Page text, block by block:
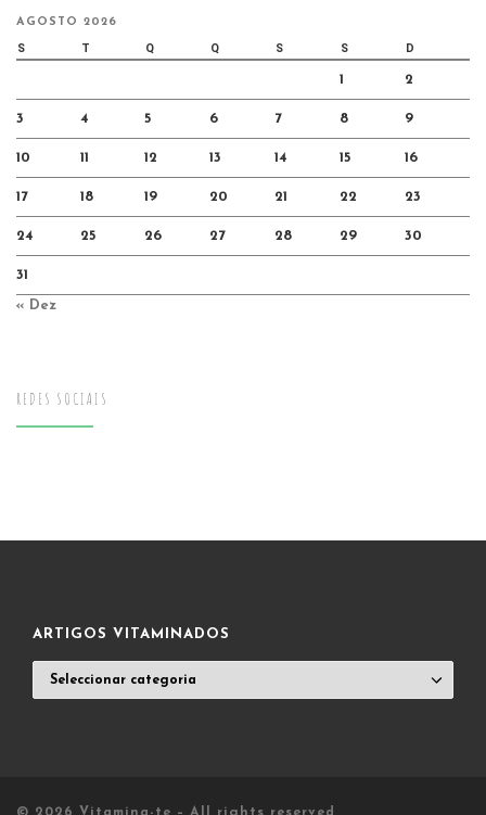
AGOSTO 2026
S T Q Q S S D
1 2
3 4 5 6 7 8 9
10 11 12 13 14 15 16
17 18 19 20 21 22 23
24 25 26 27 28 29 30
31
« Dez
REDES SOCIAIS
ARTIGOS VITAMINADOS
VITAMINADOS